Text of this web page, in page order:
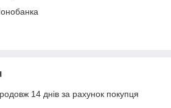
14 днів за рахунок покупця